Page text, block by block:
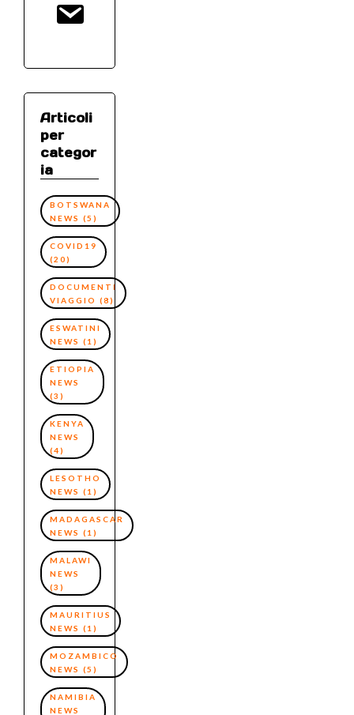
Articoli
per
categor
ia
BOTSWANA
NEWS (5)
COVID19
(20)
DOCUMENTI
VIAGGIO (8)
ESWATINI
NEWS (1)
ETIOPIA
NEWS
(3)
KENYA
NEWS
(4)
LESOTHO
NEWS (1)
MADAGASCAR
NEWS (1)
MALAWI
NEWS
(3)
MAURITIUS
NEWS (1)
MOZAMBICO
NEWS (5)
NAMIBIA
NEWS